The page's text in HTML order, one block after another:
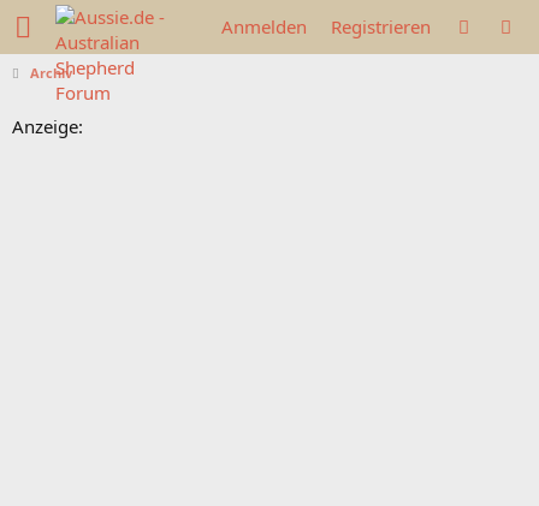
Anmelden Registrieren
Archiv
Anzeige: